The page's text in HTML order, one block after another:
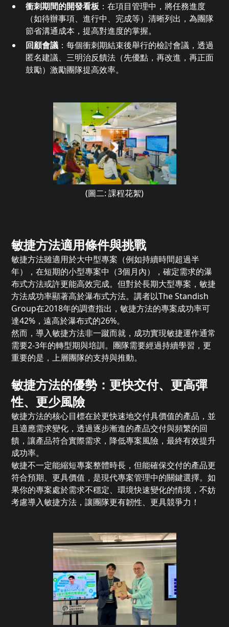
衝刺期間的開發看板 ：在項目管理中，將任務進度
（如待辦事項、進行中、完成等）清晰列出，為團隊
節省溝通成本，提高對進度的掌握。
回顧會議 ：每個衝刺期結束後舉行的檢討會議，透過
匿名建議、三明治反饋法（先優點，再改進，再正面
鼓勵）激勵團隊提高效率。
(圖二: 課程花絮)
敏捷方法適用條件與挑戰
敏捷方法雖適用於大中型專案（例如持續時間超過半
年），在短期的小型專案中（3個月內），確定需求的瀑
布式方法或許更能高效完成。但對於長期大型專案，敏捷
方法成功率顯著高於瀑布式方法。講者以The Standish
Group在2018年的調查指出，敏捷方法的專案成功率可
達42%，遠高於瀑布式的26%。
然而，導入敏捷方法非一蹴而就，成功實現敏捷運作通常
需要2-3年的轉型期與培訓。團隊需要經過持續學習，更
重要的是，上層團隊的支持與推動。
敏捷方法的優勢：更快交付、更高彈
性、更少風險
敏捷方法的核心目標在於更快速地交付具價值的產品，並
且適應需求變化，透過逐步漸進的產品交付與頻繁的回
饋，讓產品符合實際需求，降低專案風險，最終有效提升
成功率。
敏捷不一定能縮短專案整體時長，但能確保交付的產品更
符合預期、更具價值，是現代專案管理中的關鍵選擇。如
果你的專案處於需求不穩定、環境快速變化的情境，不妨
考慮導入敏捷方法，讓團隊更有韌性、更具競爭力！